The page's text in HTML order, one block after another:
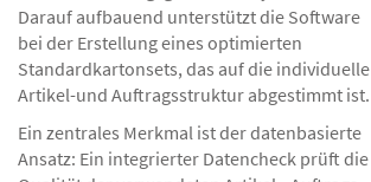
Darauf aufbauend unterstützt die Software
bei der Erstellung eines optimierten
Standardkartonsets, das auf die individuelle
Artikel-und Auftragsstruktur abgestimmt ist.
Ein zentrales Merkmal ist der datenbasierte
Ansatz: Ein integrierter Datencheck prüft die